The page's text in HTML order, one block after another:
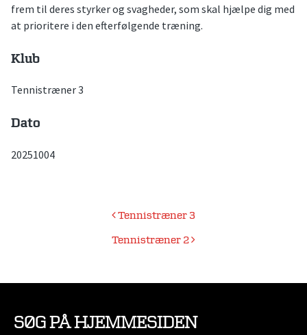
frem til deres styrker og svagheder, som skal hjælpe dig med
at prioritere i den efterfølgende træning.
Klub
Tennistræner 3
Dato
20251004
IndlægsnavigationTennistræner 3
Tennistræner 2
SØG PÅ HJEMMESIDEN